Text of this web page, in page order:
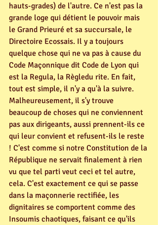
hauts-grades) de l'autre. Ce n'est pas la
grande loge qui détient le pouvoir mais
le Grand Prieuré et sa succursale, le
Directoire Ecossais. Il y a toujours
quelque chose qui ne va pas à cause du
Code Maçonnique dit Code de Lyon qui
est la Regula, la Règledu rite. En fait,
tout est simple, il n'y a qu'à la suivre.
Malheureusement, il s'y trouve
beaucoup de choses qui ne conviennent
pas aux dirigeants, aussi prennent-ils ce
qui leur convient et refusent-ils le reste
! C'est comme si notre Constitution de la
République ne servait finalement à rien
vu que tel parti veut ceci et tel autre,
cela. C'est exactement ce qui se passe
dans la maçonnerie rectifiée, les
dignitaires se comportent comme des
Insoumis chaotiques, faisant ce qu'ils